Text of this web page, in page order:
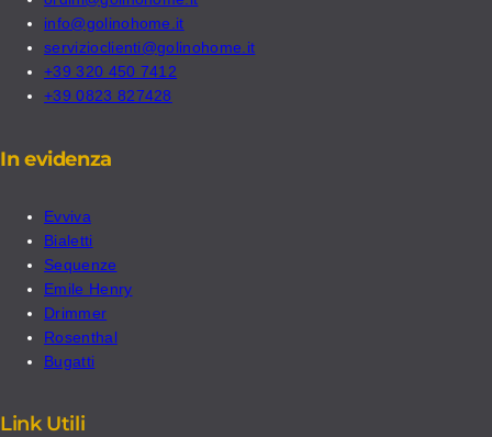
info@golinohome.it
servizioclienti@golinohome.it
+39 320 450 7412
+39 0823 827428
In evidenza
Evviva
Bialetti
Sequenze
Emile Henry
Drimmer
Rosenthal
Bugatti
Link Utili